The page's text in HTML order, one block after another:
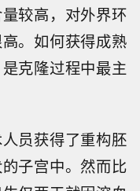
较高，对外界环
。如何获得成熟
克隆过程中最主
员获得了重构胚
子宫中。然而比